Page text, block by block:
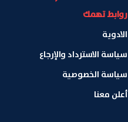
روابط تهمك
الادوية
سياسة الاسترداد والإرجاع
سياسة الخصوصية
أعلن معنا